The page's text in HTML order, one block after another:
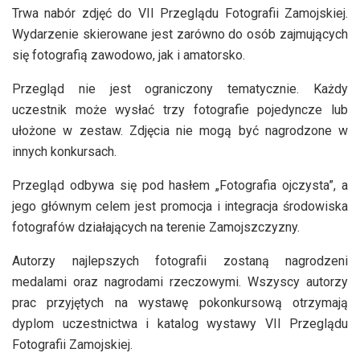
Trwa nabór zdjęć do VII Przeglądu Fotografii Zamojskiej.
Wydarzenie skierowane jest zarówno do osób zajmujących
się fotografią zawodowo, jak i amatorsko.
Przegląd nie jest ograniczony tematycznie. Każdy
uczestnik może wysłać trzy fotografie pojedyncze lub
ułożone w zestaw. Zdjęcia nie mogą być nagrodzone w
innych konkursach.
Przegląd odbywa się pod hasłem „Fotografia ojczysta”, a
jego głównym celem jest promocja i integracja środowiska
fotografów działających na terenie Zamojszczyzny.
Autorzy najlepszych fotografii zostaną nagrodzeni
medalami oraz nagrodami rzeczowymi. Wszyscy autorzy
prac przyjętych na wystawę pokonkursową otrzymają
dyplom uczestnictwa i katalog wystawy VII Przeglądu
Fotografii Zamojskiej.